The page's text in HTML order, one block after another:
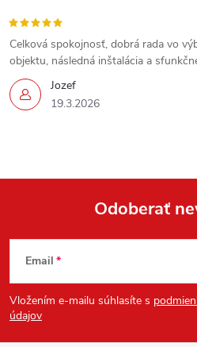
v
ý
p
u
Jozef
19.3.2026
Celková spokojnosť, dobrá rada vo
objektu, následná inštalácia a
Z
á
p
Odoberať
Email
Vložením e-mailu súhlasíte s
údajov